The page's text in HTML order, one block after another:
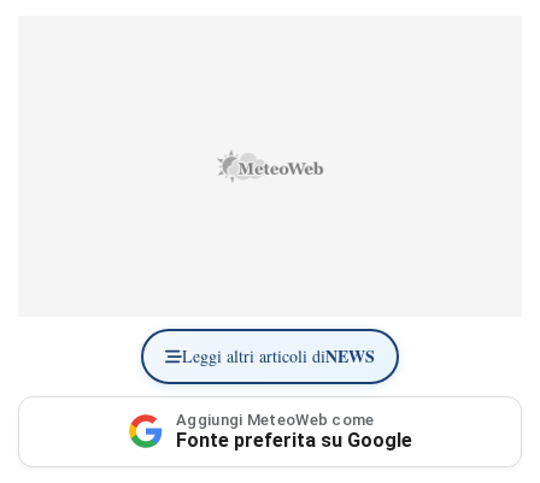
Leggi altri articoli diNEWS
Aggiungi MeteoWeb come
Fonte preferita su Google